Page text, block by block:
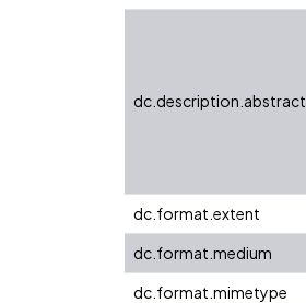
dc.description.abstract
dc.format.extent
dc.format.medium
dc.format.mimetype